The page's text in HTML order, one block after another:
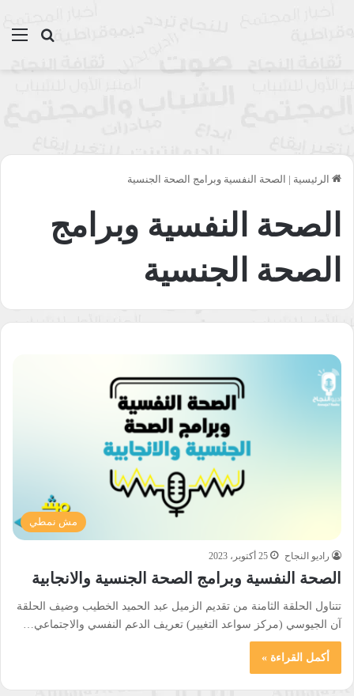
بحث
الرئيسية | الصحة النفسية وبرامج الصحة الجنسية
الصحة النفسية وبرامج
الصحة الجنسية
مش نمطي
راديو النجاح 25 أكتوبر، 2023
الصحة النفسية وبرامج الصحة الجنسية والانجابية
تتناول الحلقة الثامنة من تقديم الزميل عبد الحميد الخطيب وضيف الحلقة
آن الجيوسي (مركز سواعد التغيير) تعريف الدعم النفسي والاجتماعي…
أكمل القراءة »